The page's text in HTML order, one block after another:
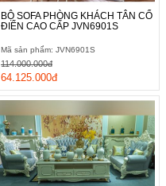
BỘ SOFA PHÒNG KHÁCH TÂN CỔ
ĐIỂN CAO CẤP JVN6901S
Mã sản phẩm: JVN6901S
64.125.000đ
114.000.000đ